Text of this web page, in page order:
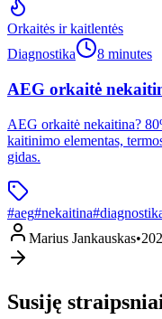
Orkaitės ir kaitlentės
Diagnostika
8 minutes
AEG orkaitė
AEG orkaitė nekaitina?
kaitinimo elementas,
gidas.
#aeg#nekaitina#
Marius Jankauskas•
Susiję